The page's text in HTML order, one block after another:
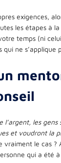
exigences,
les étapes à la
temps (ni
qui ne s’applique
l’argent, les gens
et voudront la
vraiment le cas ?
qui a été